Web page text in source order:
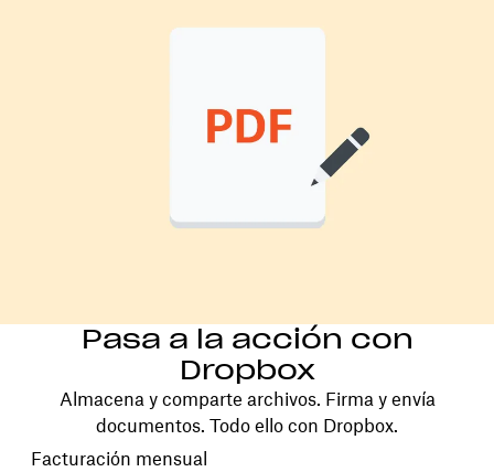
Pasa a la acción con
Dropbox
Almacena y comparte archivos. Firma y envía
documentos. Todo ello con Dropbox.
Elegir tu ciclo de facturación
Facturación mensual